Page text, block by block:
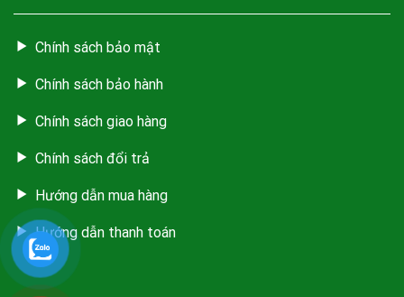
Chính sách bảo mật
Chính sách bảo hành
Chính sách giao hàng
Chính sách đổi trả
Hướng dẫn mua hàng
Hướng dẫn thanh toán